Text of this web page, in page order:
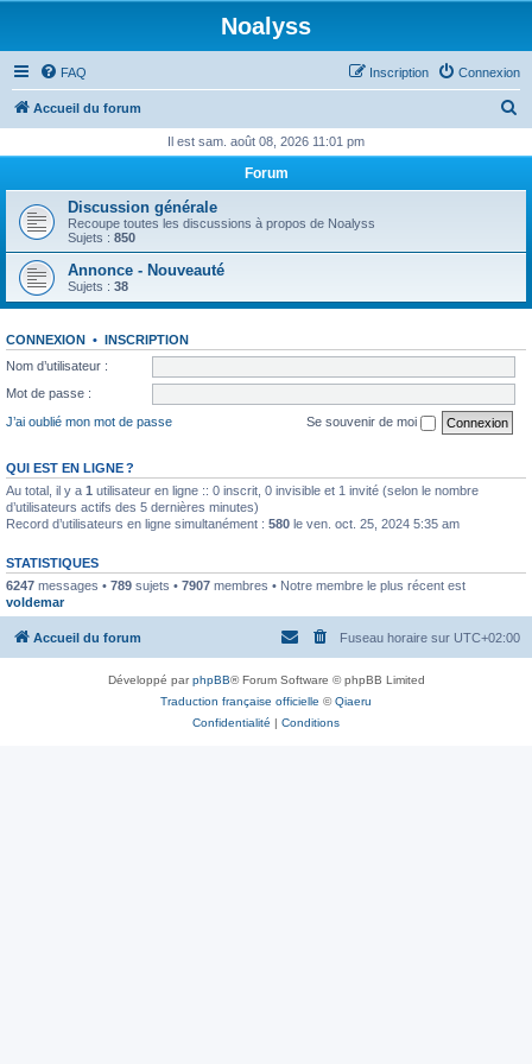
Noalyss
FAQ Connexion
Inscription
Accueil du forum
h
r
h
Il est sam. août 08, 2026 11:01 pm
Forum
Discussion générale
Recoupe toutes les discussions à propos de Noalyss
Sujets : 850
Annonce - Nouveauté
Sujets : 38
CONNEXION • INSCRIPTION
Nom d’utilisateur :
Mot de passe :
J’ai oublié mon mot de passe
Se souvenir de moi
QUI EST EN LIGNE ?
Au total, il y a 1 utilisateur en ligne :: 0 inscrit, 0 invisible et 1 invité (selon le nombre
d’utilisateurs actifs des 5 dernières minutes)
Record d’utilisateurs en ligne simultanément : 580 le ven. oct. 25, 2024 5:35 am
STATISTIQUES
6247 messages • 789 sujets • 7907 membres • Notre membre le plus récent est
voldemar
Accueil du forum Fuseau horaire sur UTC+02:00
Développé parphpBB® Forum Software © phpBB Limited
Traduction française officielle ©Qiaeru
Confidentialité | Conditions